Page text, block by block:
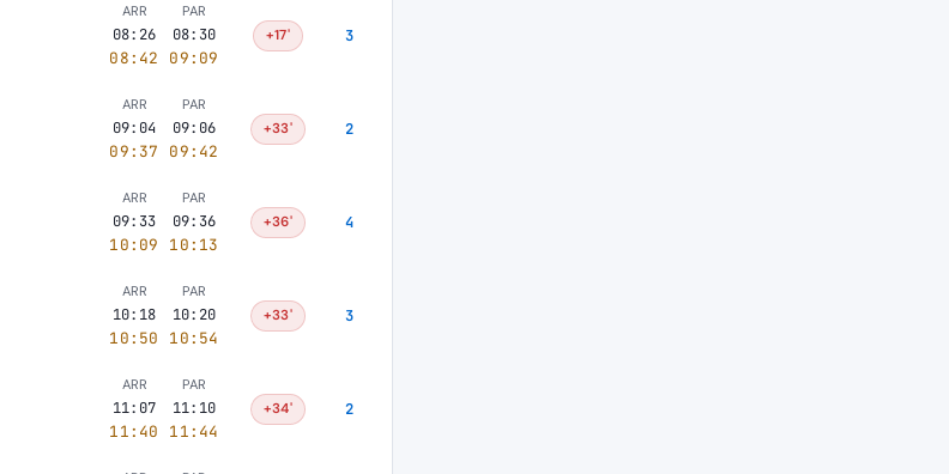
ARR
08:26
08:42
PAR
08:30
09:09
+17' 3
ARR
09:04
09:37
PAR
09:06
09:42
+33' 2
ARR
09:33
10:09
PAR
09:36
10:13
+36' 4
ARR
10:18
10:50
PAR
10:20
10:54
+33' 3
ARR
11:07
11:40
PAR
11:10
11:44
+34' 2